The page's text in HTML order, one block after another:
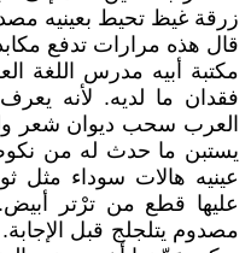
زرقة غيظ تحيط بعينيه
قال هذه مرارات تدفع
مكتبة أبيه مدرس اللغة
فقدان ما لديه. لأنه
العرب سحب ديوان شعر
يستبن ما حدث له من
عينيه هالات سوداء مثل
عليها قطع من ترْتر
مصدوم يتلجلج قبل